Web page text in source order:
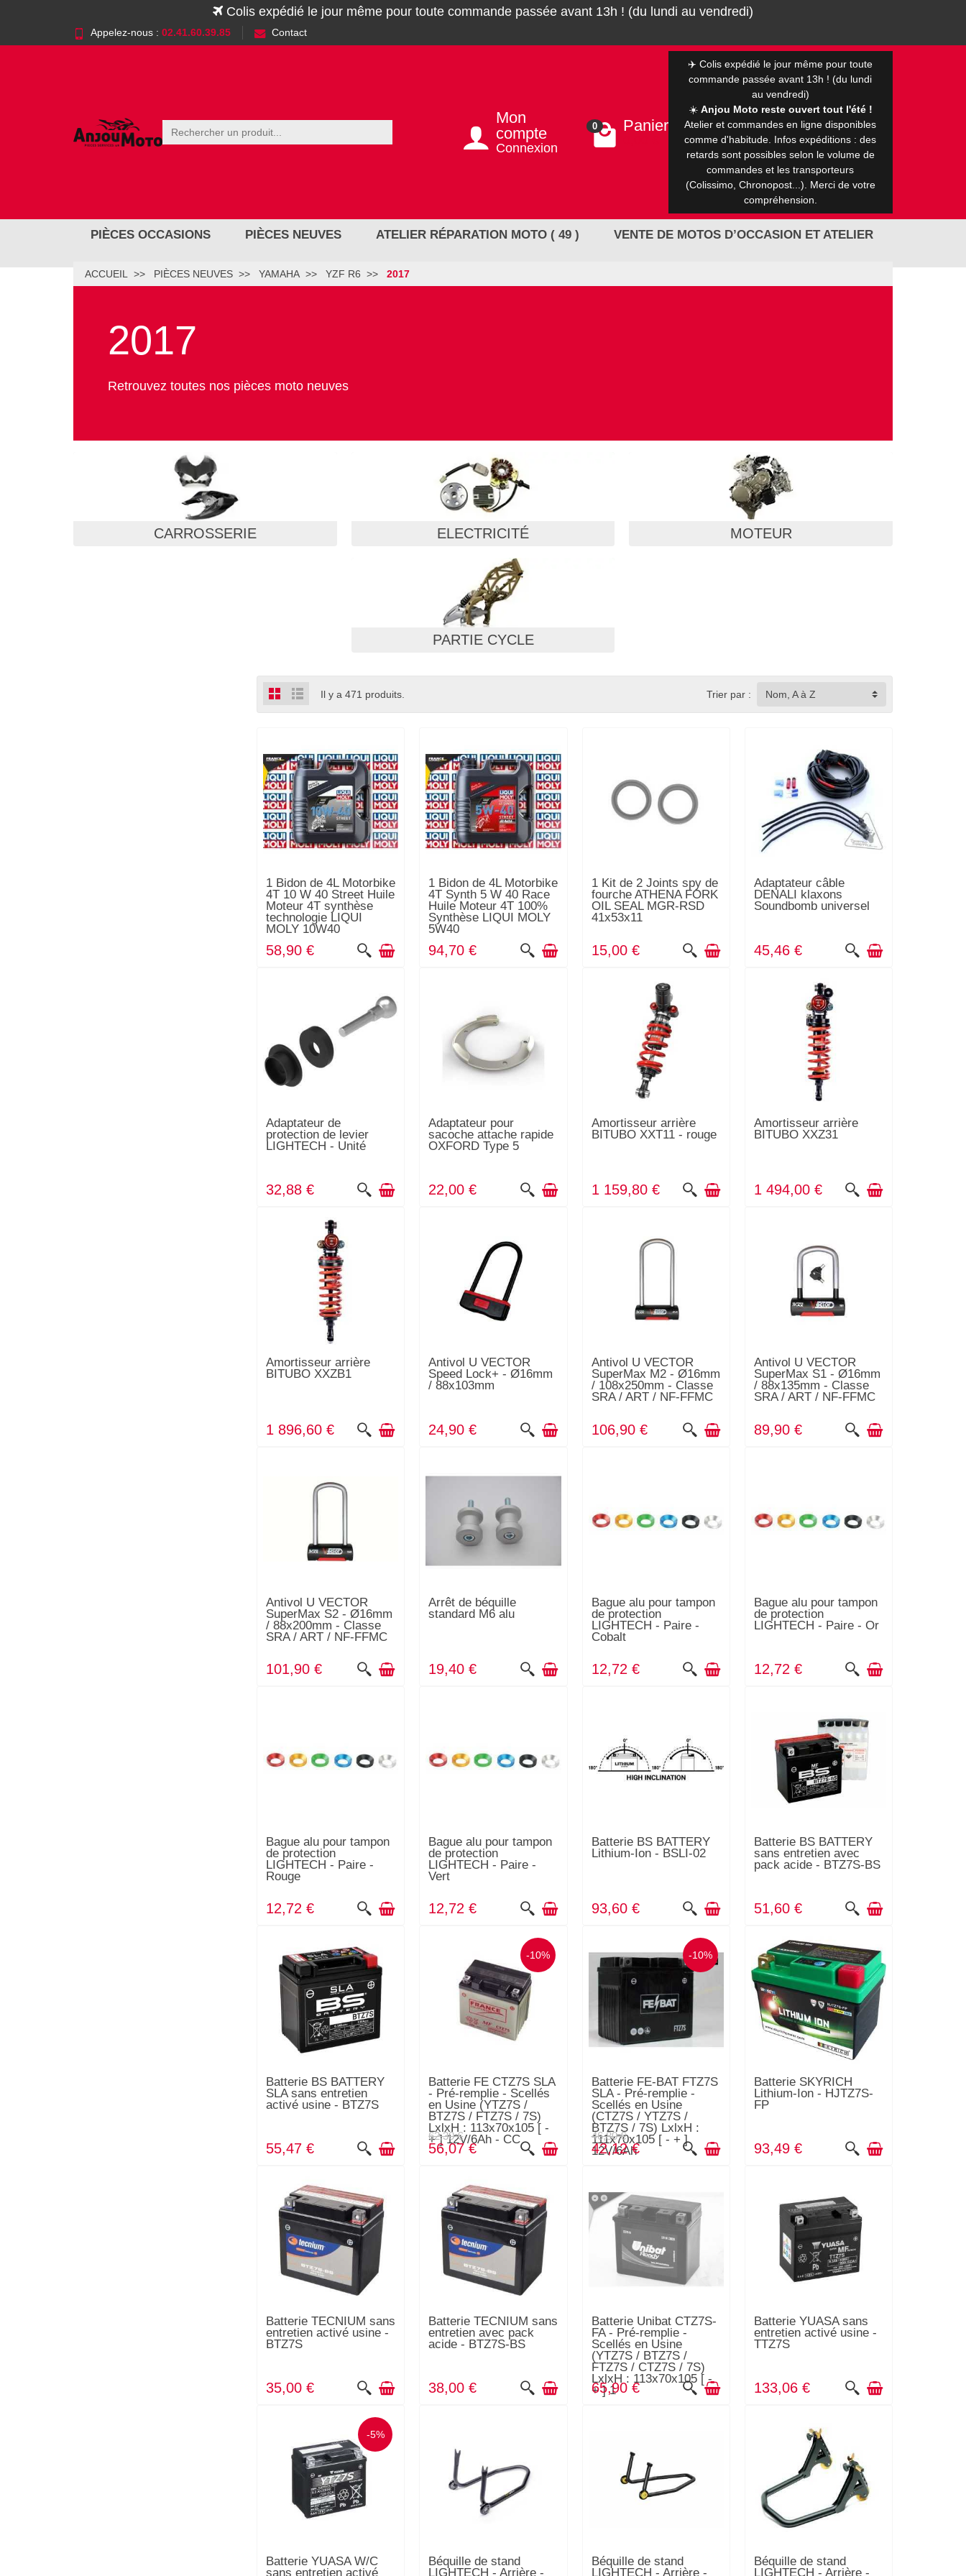
Colis expédié le jour même pour toute commande passée avant 13h ! (du lundi au vendredi)
Appelez-nous : 02.41.60.39.85 Contact
Mon
compte
Connexion
0 Panier
✈️ Colis expédié le jour même pour toute
commande passée avant 13h ! (du lundi
au vendredi)
☀️ Anjou Moto reste ouvert tout l'été !
Atelier et commandes en ligne disponibles
comme d'habitude. Infos expéditions : des
retards sont possibles selon le volume de
commandes et les transporteurs
(Colissimo, Chronopost...). Merci de votre
compréhension.
PIÈCES OCCASIONS PIÈCES NEUVES ATELIER RÉPARATION MOTO ( 49 ) VENTE DE MOTOS D’OCCASION ET ATELIER
ACCUEIL PIÈCES NEUVES YAMAHA YZF R6 2017
2017
Retrouvez toutes nos pièces moto neuves
CARROSSERIE ELECTRICITÉ MOTEUR
PARTIE CYCLE
Il y a 471 produits. Trier par : Nom, A à Z
1 Bidon de 4L Motorbike
4T 10 W 40 Street Huile
Moteur 4T synthèse
technologie LIQUI
MOLY 10W40
58,90 €
1 Bidon de 4L Motorbike
4T Synth 5 W 40 Race
Huile Moteur 4T 100%
Synthèse LIQUI MOLY
5W40
94,70 €
1 Kit de 2 Joints spy de
fourche ATHENA FORK
OIL SEAL MGR-RSD
41x53x11
15,00 €
Adaptateur câble
DENALI klaxons
Soundbomb universel
45,46 €
Adaptateur de
protection de levier
LIGHTECH - Unité
32,88 €
Adaptateur pour
sacoche attache rapide
OXFORD Type 5
22,00 €
Amortisseur arrière
BITUBO XXT11 - rouge
1 159,80 €
Amortisseur arrière
BITUBO XXZ31
1 494,00 €
Amortisseur arrière
BITUBO XXZB1
1 896,60 €
Antivol U VECTOR
Speed Lock+ - Ø16mm
/ 88x103mm
24,90 €
Antivol U VECTOR
SuperMax M2 - Ø16mm
/ 108x250mm - Classe
SRA / ART / NF-FFMC
106,90 €
Antivol U VECTOR
SuperMax S1 - Ø16mm
/ 88x135mm - Classe
SRA / ART / NF-FFMC
89,90 €
Antivol U VECTOR
SuperMax S2 - Ø16mm
/ 88x200mm - Classe
SRA / ART / NF-FFMC
101,90 €
Arrêt de béquille
standard M6 alu
19,40 €
Bague alu pour tampon
de protection
LIGHTECH - Paire -
Cobalt
12,72 €
Bague alu pour tampon
de protection
LIGHTECH - Paire - Or
12,72 €
Bague alu pour tampon
de protection
LIGHTECH - Paire -
Rouge
12,72 €
Bague alu pour tampon
de protection
LIGHTECH - Paire -
Vert
12,72 €
Batterie BS BATTERY
Lithium-Ion - BSLI-02
93,60 €
Batterie BS BATTERY
sans entretien avec
pack acide - BTZ7S-BS
51,60 €
Batterie BS BATTERY
SLA sans entretien
activé usine - BTZ7S
55,47 €
-10%
Batterie FE CTZ7S SLA
- Pré-remplie - Scellés
en Usine (YTZ7S /
BTZ7S / FTZ7S / 7S)
LxlxH : 113x70x105 [ -
+ ] 12V/6Ah - CC
62,30 €
56,07 €
-10%
Batterie FE-BAT FTZ7S
SLA - Pré-remplie -
Scellés en Usine
(CTZ7S / YTZ7S /
BTZ7S / 7S) LxlxH :
111x70x105 [ - + ]
12V/6Ah
46,80 €
42,12 €
Batterie SKYRICH
Lithium-Ion - HJTZ7S-
FP
93,49 €
Batterie TECNIUM sans
entretien activé usine -
BTZ7S
35,00 €
Batterie TECNIUM sans
entretien avec pack
acide - BTZ7S-BS
38,00 €
Batterie Unibat CTZ7S-
FA - Pré-remplie -
Scellés en Usine
(YTZ7S / BTZ7S /
FTZ7S / CTZ7S / 7S)
LxlxH : 113x70x105 [ -
+ ] 1
65,90 €
Batterie YUASA sans
entretien activé usine -
TTZ7S
133,06 €
-5%
Batterie YUASA W/C
sans entretien activé
Béquille de stand
LIGHTECH - Arrière -
Béquille de stand
LIGHTECH - Arrière -
Béquille de stand
LIGHTECH - Arrière -